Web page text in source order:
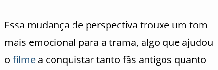
Essa mudança de perspectiva trouxe um tom
mais emocional para a trama, algo que ajudou
o filmea conquistar tanto fãs antigos quanto